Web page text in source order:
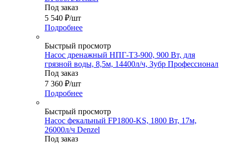
Под заказ
5 540 ₽/шт
Подробнее
Быстрый просмотр
Насос дренажный НПГ-Т3-900, 900 Вт, для
грязной воды, 8,5м, 14400л/ч, Зубр Профессионал
Под заказ
7 360 ₽/шт
Подробнее
Быстрый просмотр
Насос фекальный FP1800-KS, 1800 Вт, 17м,
26000л/ч Denzel
Под заказ